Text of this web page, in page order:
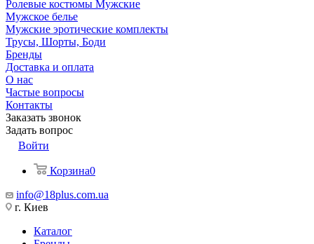
Ролевые костюмы Мужские
Мужское белье
Мужские эротические комплекты
Трусы, Шорты, Боди
Бренды
Доставка и оплата
О нас
Частые вопросы
Контакты
Заказать звонок
Задать вопрос
Войти
Корзина0
info@18plus.com.ua
г. Киев
Каталог